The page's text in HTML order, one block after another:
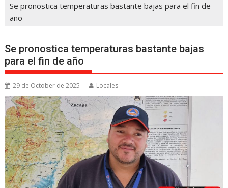
Se pronostica temperaturas bastante bajas para el fin de
año
Se pronostica temperaturas bastante bajas
para el fin de año
29 de October de 2025 Locales